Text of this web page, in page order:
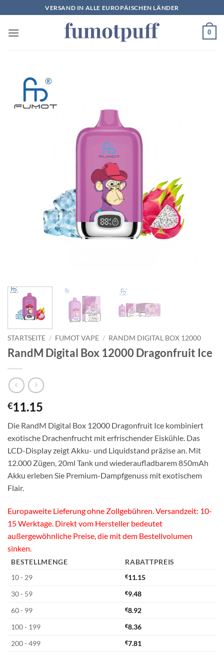
Inhalt
springen
VERSAND IN ALLE EUROPÄISCHEN LÄNDER
0
STARTSEITE / FUMOT VAPE / RANDM DIGITAL BOX 12000
RandM Digital Box 12000 Dragonfruit Ice
€11.15
Die RandM Digital Box 12000 Dragonfruit Ice kombiniert
exotische Drachenfrucht mit erfrischender Eiskühle. Das
LCD-Display zeigt Akku- und Liquidstand präzise an. Mit
12.000 Zügen, 20ml Tank und wiederaufladbarem 850mAh
Akku erleben Sie Premium-Dampfgenuss mit exotischem
Flair.
Europaweite Lieferung ohne Zollgebühren. Versandzeit: 10-
15 Werktage. Direkt vom Hersteller bedeutet
außergewöhnliche Preise, die mit dem Bestellvolumen
sinken.
BESTELLMENGE
RABATTPREIS
10 - 29
€11.15
30 - 59
€9.48
60 - 99
€8.92
100 - 199
€8.36
200 - 499
€7.81